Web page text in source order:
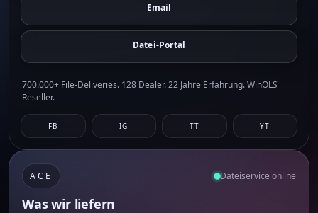
Email
Datei-Portal
700.000+ File-Deliveries. 128 Dealer. 22 Jahre Erfahrung. WinOLS
Reseller.
FB IG TT YT
ACE Dateiservice online
Was wir liefern